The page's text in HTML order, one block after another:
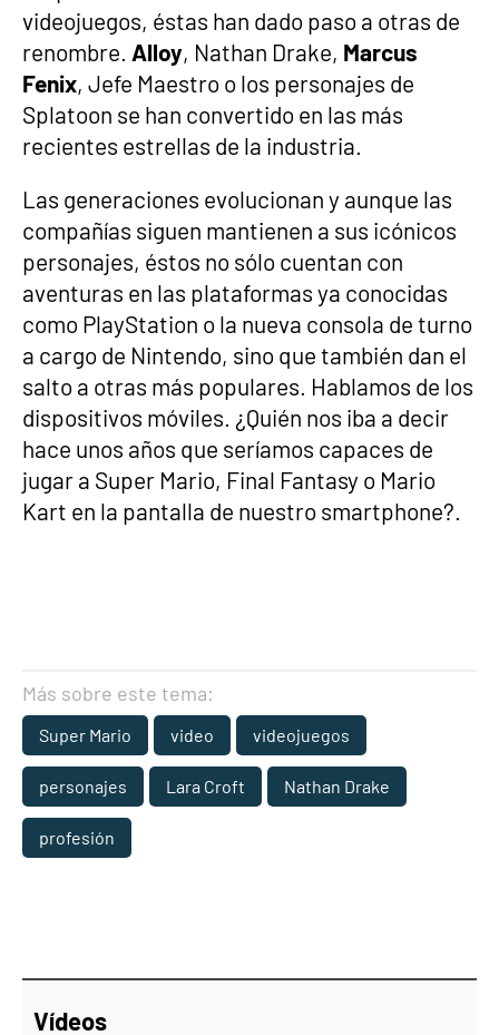
videojuegos, éstas han dado paso a otras de
renombre. Alloy, Nathan Drake, Marcus
Fenix, Jefe Maestro o los personajes de
Splatoon se han convertido en las más
recientes estrellas de la industria.
Las generaciones evolucionan y aunque las
compañías siguen mantienen a sus icónicos
personajes, éstos no sólo cuentan con
aventuras en las plataformas ya conocidas
como PlayStation o la nueva consola de turno
a cargo de Nintendo, sino que también dan el
salto a otras más populares. Hablamos de los
dispositivos móviles. ¿Quién nos iba a decir
hace unos años que seríamos capaces de
jugar a Super Mario, Final Fantasy o Mario
Kart en la pantalla de nuestro smartphone?.
Más sobre este tema:
Super Mario video videojuegos
personajes Lara Croft Nathan Drake
profesión
Vídeos